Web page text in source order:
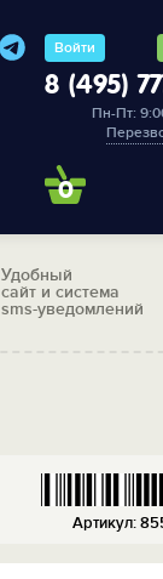
Войти
8 (495)
Пн-Пт:
0
Удобный
сайт и система
sms-уведомлений
Артикул: